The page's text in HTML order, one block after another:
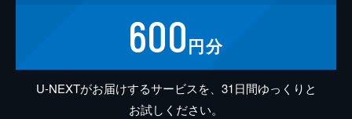
600円分
U-NEXTがお届けするサービスを、31日間ゆっくりと
お試しください。